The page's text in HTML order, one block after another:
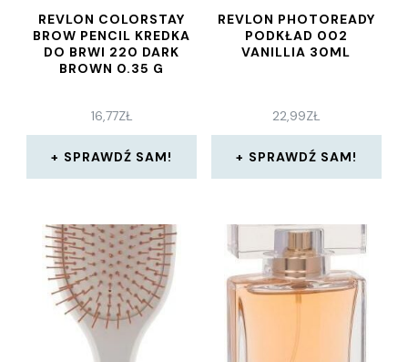
REVLON COLORSTAY
BROW PENCIL KREDKA
DO BRWI 220 DARK
BROWN 0.35 G
16,77ZŁ
SPRAWDŹ SAM!
REVLON PHOTOREADY
PODKŁAD 002
VANILLIA 30ML
22,99ZŁ
SPRAWDŹ SAM!